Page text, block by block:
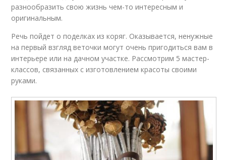
разнообразить свою жизнь чем-то интересным и
оригинальным.
Речь пойдет о поделках из коряг. Оказывается, ненужные
на первый взгляд веточки могут очень пригодиться вам в
интерьере или на дачном участке. Рассмотрим 5 мастер-
классов, связанных с изготовлением красоты своими
руками.